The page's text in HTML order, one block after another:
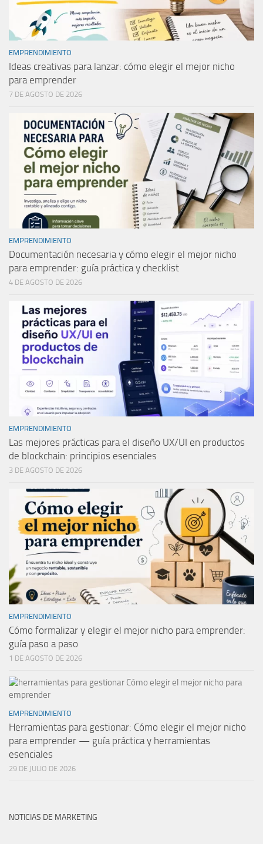
EMPRENDIMIENTO
Ideas creativas para lanzar: cómo elegir el mejor nicho
para emprender
7 DE AGOSTO DE 2026
EMPRENDIMIENTO
Documentación necesaria y cómo elegir el mejor nicho
para emprender: guía práctica y checklist
4 DE AGOSTO DE 2026
EMPRENDIMIENTO
Las mejores prácticas para el diseño UX/UI en productos
de blockchain: principios esenciales
3 DE AGOSTO DE 2026
EMPRENDIMIENTO
Cómo formalizar y elegir el mejor nicho para emprender:
guía paso a paso
1 DE AGOSTO DE 2026
EMPRENDIMIENTO
Herramientas para gestionar: Cómo elegir el mejor nicho
para emprender — guía práctica y herramientas
esenciales
29 DE JULIO DE 2026
NOTICIAS DE MARKETING